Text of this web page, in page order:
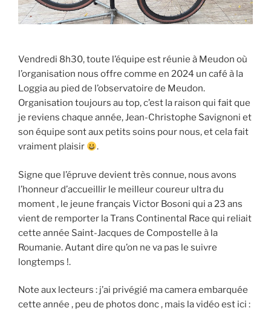
Vendredi 8h30, toute l’équipe est réunie à Meudon où
l’organisation nous offre comme en 2024 un café à la
Loggia au pied de l’observatoire de Meudon.
Organisation toujours au top, c’est la raison qui fait que
je reviens chaque année, Jean-Christophe Savignoni et
son équipe sont aux petits soins pour nous, et cela fait
vraiment plaisir
.
Signe que l’épruve devient très connue, nous avons
l’honneur d’accueillir le meilleur coureur ultra du
moment , le jeune français Victor Bosoni qui a 23 ans
vient de remporter la Trans Continental Race qui reliait
cette année Saint-Jacques de Compostelle à la
Roumanie. Autant dire qu’on ne va pas le suivre
longtemps !.
Note aux lecteurs : j’ai privégié ma camera embarquée
cette année , peu de photos donc , mais la vidéo est ici :